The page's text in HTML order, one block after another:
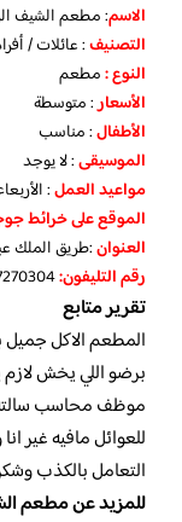
الاسم: مطعم الشيف
التصنيف: عائلات /
النوع :مطعم
الأسعار:متوسطة
الأطفال:مناسب
الموسيقى:لا يوجد
مواعيد العمل: الأربعاء،
الموقع على خرائط
العنوان:طريق الملك
رقم التليفون:
تقرير متابع
المطعم الاكل
برضو اللي يخش
موظف محاسب
للعوائل مافيه غير
التعامل بالكذب
للمزيد عن مطعم